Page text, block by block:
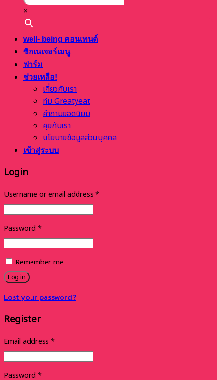
×
well- being คอนเทนต์
ซิกเนเจอร์เมนู
ฟาร์ม
ช่วยเหลือ!
เกี่ยวกับเรา
ทีม Greatyeat
คำถามยอดนิยม
คุยกับเรา
นโยบายข้อมูลส่วนบุคคล
เข้าสู่ระบบ
Login
Username or email address *
Password *
Remember me
Log in
Lost your password?
Register
Email address *
Password *